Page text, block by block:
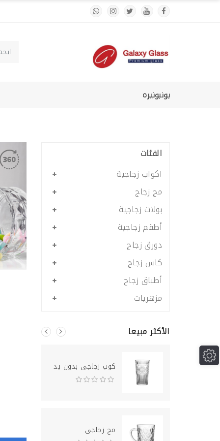
بونبونيره
الفئات
اكواب زجاجية
مج زجاج
بولات زجاجية
أطقم زجاجية
دورق زجاج
كاس زجاج
أطباق زجاج
مزهريات
الأكثر مبيعا
كوب زجاجى بدون يد
مج زجاجى
زجاجى